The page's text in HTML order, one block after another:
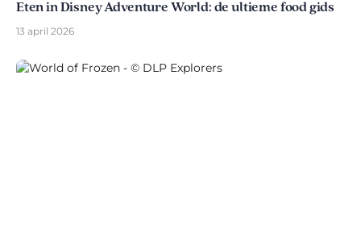
Eten in Disney Adventure World: de ultieme food gids
13 april 2026